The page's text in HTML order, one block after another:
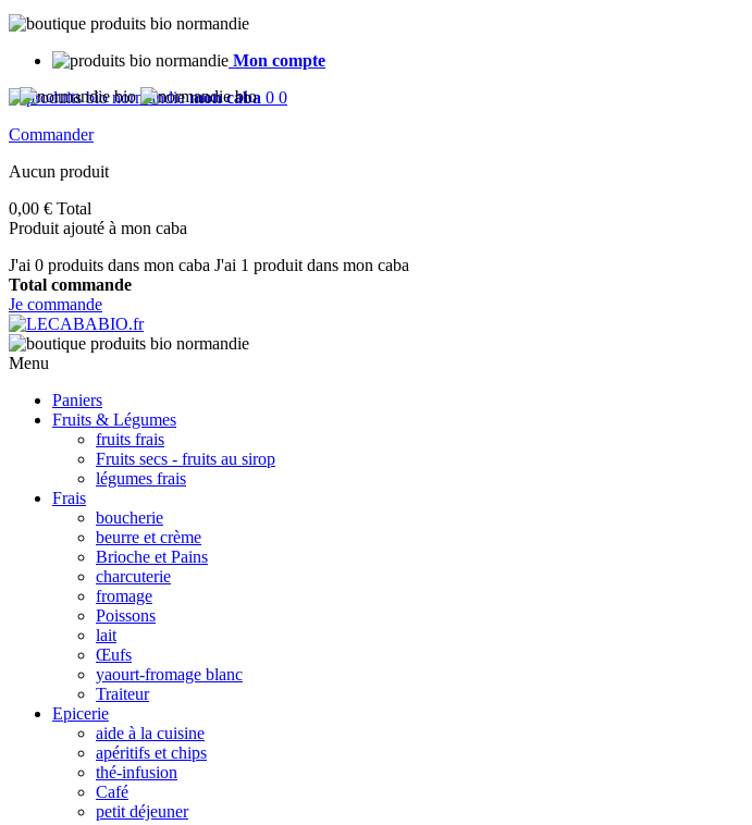
Mon compte
mon caba 0 0
Commander
Aucun produit
0,00 € Total
Produit ajouté à mon caba
J'ai 0 produits dans mon caba J'ai 1 produit dans mon caba
Total commande
Je commande
Menu
Paniers
Fruits & Légumes
fruits frais
Fruits secs - fruits au sirop
légumes frais
Frais
boucherie
beurre et crème
Brioche et Pains
charcuterie
fromage
Poissons
lait
Œufs
yaourt-fromage blanc
Traiteur
Epicerie
aide à la cuisine
apéritifs et chips
thé-infusion
Café
petit déjeuner